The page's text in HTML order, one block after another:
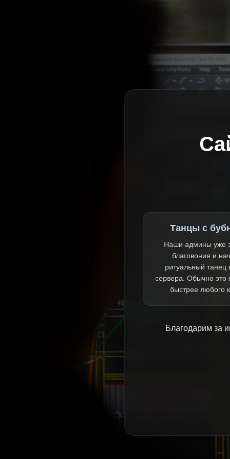
Танцы с
Наши админы уже
благовония и
ритуальный танец
сервера. Обычно это
быстрее любого
Благодарим за